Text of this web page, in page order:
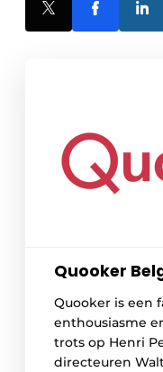
Quooker
Quooker is een
enthousiasme
trots op Henri
directeuren